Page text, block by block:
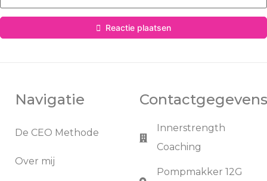
Reactie plaatsen
Navigatie
De CEO Methode
Over mij
Contactgegevens
Innerstrength
Coaching
Pompmakker 12G